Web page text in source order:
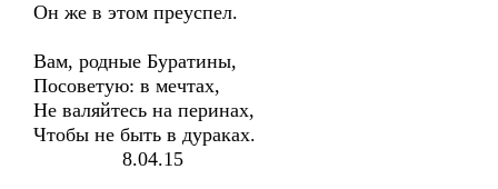
Он же в этом преуспел.
Вам, родные Буратины,
Посоветую: в мечтах,
Не валяйтесь на перинах,
Чтобы не быть в дураках.
8.04.15